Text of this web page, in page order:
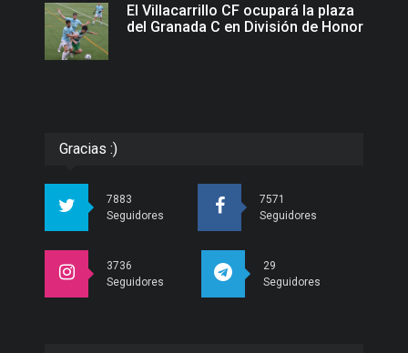
El Villacarrillo CF ocupará la plaza
del Granada C en División de Honor
Gracias :)
7883
Seguidores
7571
Seguidores
3736
Seguidores
29
Seguidores